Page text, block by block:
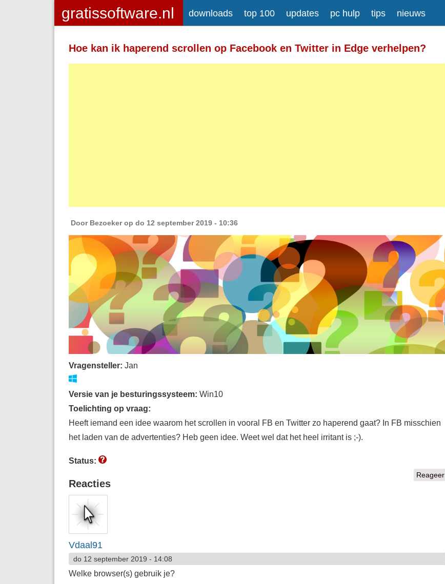
downloads top 100 updates pc hulp tips nieuws
Hoe kan ik haperend scrollen op Facebook en Twitter in Edge verhelpen?
Door Bezoekerop do 12 september 2019 - 10:36
Vragensteller: Jan
Versie van je besturingssysteem: Win10
Toelichting op vraag:
Heeft iemand een idee waarom het scrollen in vooral FB en Twitter zo haperend gaat? In FB misschien
het laden van de advertenties? Heb geen idee. Weet wel dat het heel irritant is ;-).
Status:
Reageer
Reacties
Vdaal91
do 12 september 2019 - 14:08
Welke browser(s) gebruik je?
Meer informatie over tekstopmaak
Toegelaten HTML-tags: <a> <em>
<strong> <br> <br /> <i> <b> <p>